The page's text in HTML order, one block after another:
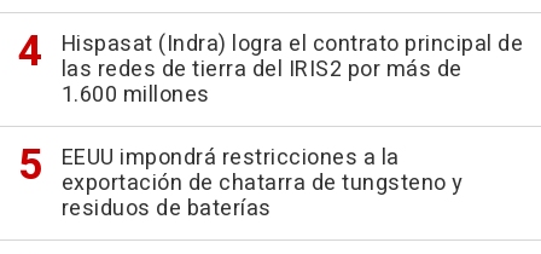
Hispasat (Indra) logra el contrato principal de
las redes de tierra del IRIS2 por más de
1.600 millones
EEUU impondrá restricciones a la
exportación de chatarra de tungsteno y
residuos de baterías